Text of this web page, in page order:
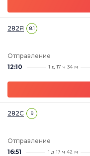
282Я 8.1
Отправление
12:10
1 д 17 ч 34 м
282С 9
Отправление
16:51
1 д 17 ч 42 м